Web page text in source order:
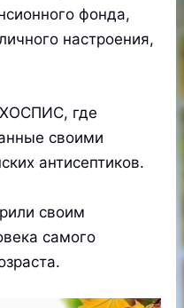
фонда,
настроения,
где
своими
антисептиков.
своим
самого